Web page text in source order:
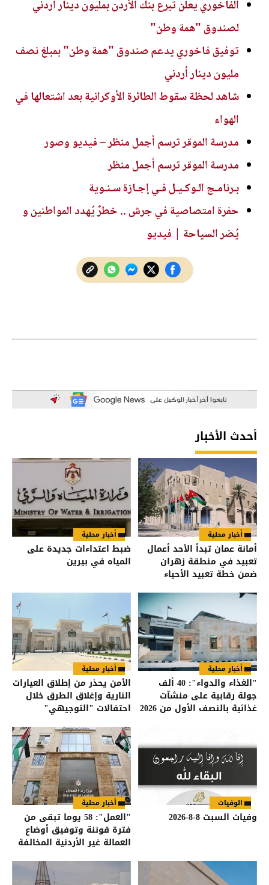
الفاخوري يعلن تبرع بنك الأردن بمليون دينار أردني
لصندوق "همة وطن"
توفيق فاخوري يدعم صندوق "همة وطن" بمبلغ نصف
مليون دينار أردني
شاهد لحظة سقوط الطائرة الأوكرانية بعد اشتعالها في
الهواء
مدرسة الموقر ترسم أجمل منظر – فيديو وصور
مدرسة الموقر ترسم أجمل منظر
بـرنامـج الـوكـيـل فـي إجـازة سـنـوية
حفرة امتصاصية في جرش .. خطرٌ يُهدد المواطنين و
يُضر السياحة | فيديو
أحدث الأخبار
أخبار محلية
أمانة عمان تبدأ الأحد أعمال
تعبيد في منطقة زهران
ضمن خطة تعبيد الأحياء
أخبار محلية
ضبط اعتداءات جديدة على
المياه في بيرين
أخبار محلية
"الغذاء والدواء": 40 ألف
جولة رقابية على منشآت
غذائية بالنصف الأول من 2026
أخبار محلية
الأمن يحذر من إطلاق العيارات
النارية وإغلاق الطرق خلال
احتفالات "التوجيهي"
الوفيات
وفيات السبت 8-8-2026
أخبار محلية
"العمل": 58 يوما تبقى من
فترة قوننة وتوفيق أوضاع
العمالة غير الأردنية المخالفة